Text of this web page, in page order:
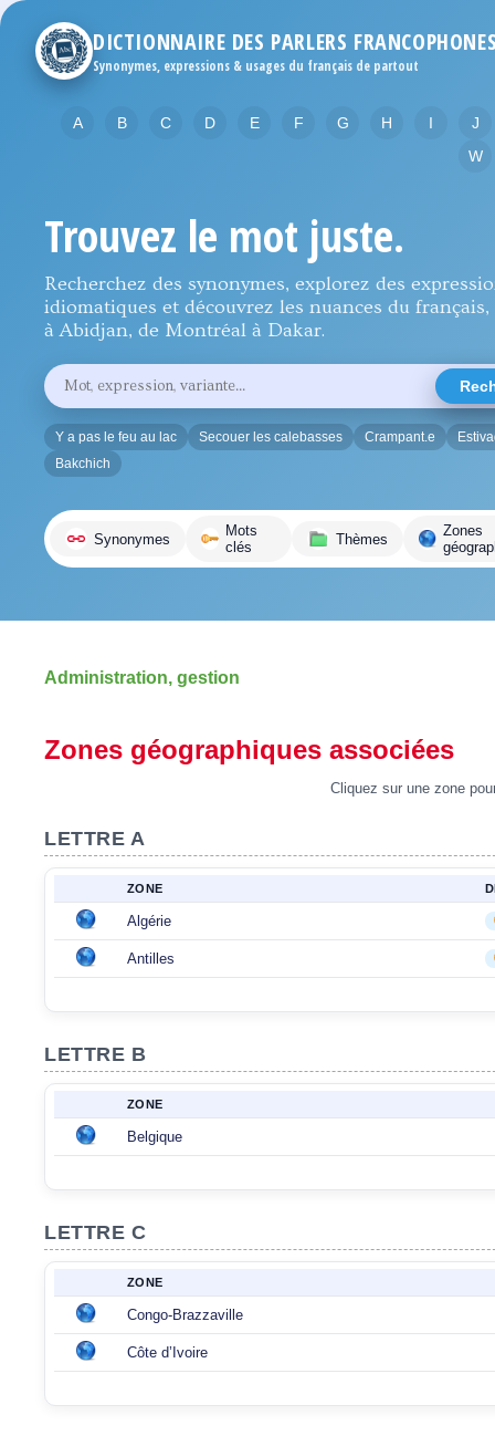
DICTIONNAIRE DES PARLERS
Synonymes, expressions & usages du français de partout
A B C D E F G H I
J
W
Trouvez le mot juste.
Recherchez des synonymes, explorez des
idiomatiques et découvrez les nuances du français,
à Abidjan, de Montréal à Dakar.
Rechercher
un
mot,
une
expression
ou
une
Y a pas le feu au lac Secouer les calebasses Crampant.e
Bakchich
Synonymes
Mots
clés
Thèmes
Zones
Administration, gestion
Zones géographiques associées
Cliquez sur une zone
LETTRE A
ZONE
Algérie
Antilles
LETTRE B
ZONE
Belgique
LETTRE C
ZONE
Congo-Brazzaville
Côte d’Ivoire